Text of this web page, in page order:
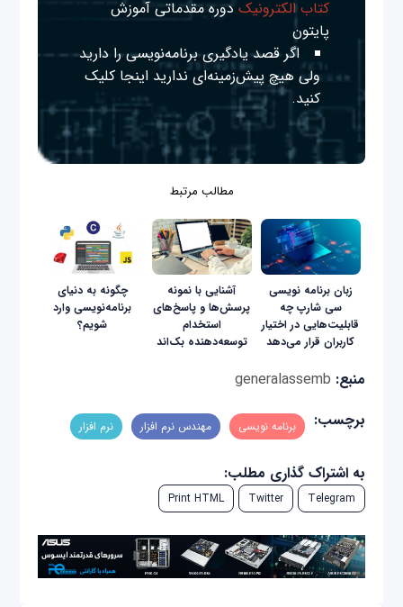
کتاب الکترونیک دوره مقدماتی آموزش
پایتون
اگر قصد یادگیری برنامه‌نویسی را دارید
ولی هیچ پیش‌زمینه‌ای نداریداینجا کلیک
کنید.
مطالب مرتبط
زبان برنامه نویسی
سی شارپ چه
قابلیت‌هایی در اختیار
کاربران قرار می‌دهد
آشنایی با نمونه
پرسش‌ها و پاسخ‌های
استخدام
توسعه‌دهنده بک‌اند
چگونه به دنیای
برنامه‌نویسی وارد
شویم؟
منبع: generalassemb
برچسب:
برنامه‌ نویسی مهندس نرم‌ افزار نرم افزار
به اشتراک گذاری مطلب:
Telegram
Twitter
Print HTML